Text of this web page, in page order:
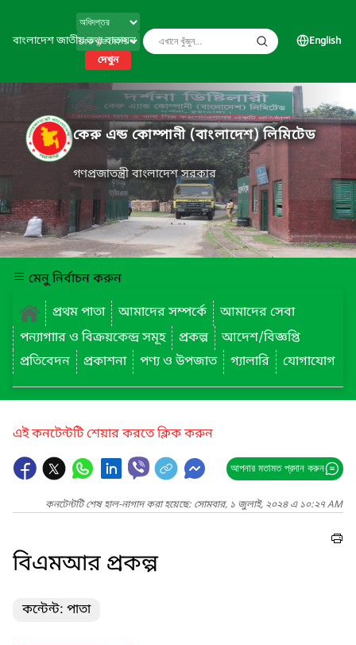
বাংলাদেশ জাতীয় তথ্য বাতায়ন
দেখুন
English
কেরু এন্ড কোম্পানী (বাংলাদেশ) লিমিটেড
গণপ্রজাতন্ত্রী বাংলাদেশ সরকার
মেনু নির্বাচন করুন
প্রথম পাতা
আমাদের সম্পর্কে
আমাদের সেবা
পন্যাগাার ও বিক্রয়কেন্দ্র সমূহ
প্রকল্প
আদেশ/বিজ্ঞপ্তি
প্রতিবেদন
প্রকাশনা পণ্য ও উপজাত গ্যালারি যোগাযোগ
এই কনটেন্টটি শেয়ার করতে ক্লিক করুন
আপনার মতামত প্রদান করুন
কনটেন্টটি শেষ হাল-নাগাদ করা হয়েছে: সোমবার, ১ জুলাই, ২০২৪ এ ১০:২৭ AM
বিএমআর প্রকল্প
কন্টেন্ট: পাতা